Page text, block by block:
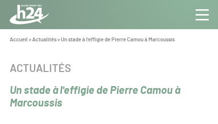
Panneau de gestion des cookies
Aller au contenu
Toute
l’info
Pro
Vous
Accueil >Actualités>Un stade à l'effigie de Pierre Camou à Marcoussis
Un stade à l'effigie de Pierre Camou à
Marcoussis
CATÉGORIE :
ACTUALITÉS